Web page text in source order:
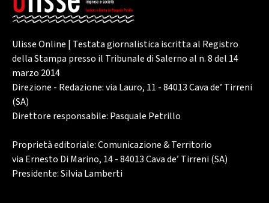
Ulisse Online | Testata giornalistica iscritta al Registro
della Stampa presso il Tribunale di Salerno al n. 8 del 14
marzo 2014
Direzione - Redazione: via Lauro, 11 - 84013 Cava de’ Tirreni
(SA)
Direttore responsabile: Pasquale Petrillo
Proprietà editoriale: Comunicazione & Territorio
via Ernesto Di Marino, 14 - 84013 Cava de’ Tirreni (SA)
Presidente: Silvia Lamberti